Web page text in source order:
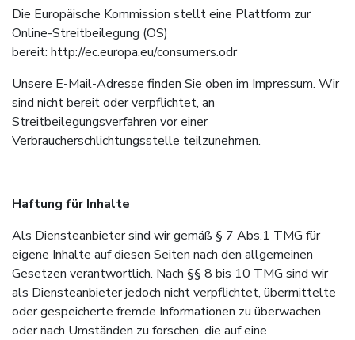
Die Europäische Kommission stellt eine Plattform zur
Online-Streitbeilegung (OS)
bereit: http://ec.europa.eu/consumers.odr
Unsere E-Mail-Adresse finden Sie oben im Impressum. Wir
sind nicht bereit oder verpflichtet, an
Streitbeilegungsverfahren vor einer
Verbraucherschlichtungsstelle teilzunehmen.
Haftung für Inhalte
Als Diensteanbieter sind wir gemäß § 7 Abs.1 TMG für
eigene Inhalte auf diesen Seiten nach den allgemeinen
Gesetzen verantwortlich. Nach §§ 8 bis 10 TMG sind wir
als Diensteanbieter jedoch nicht verpflichtet, übermittelte
oder gespeicherte fremde Informationen zu überwachen
oder nach Umständen zu forschen, die auf eine